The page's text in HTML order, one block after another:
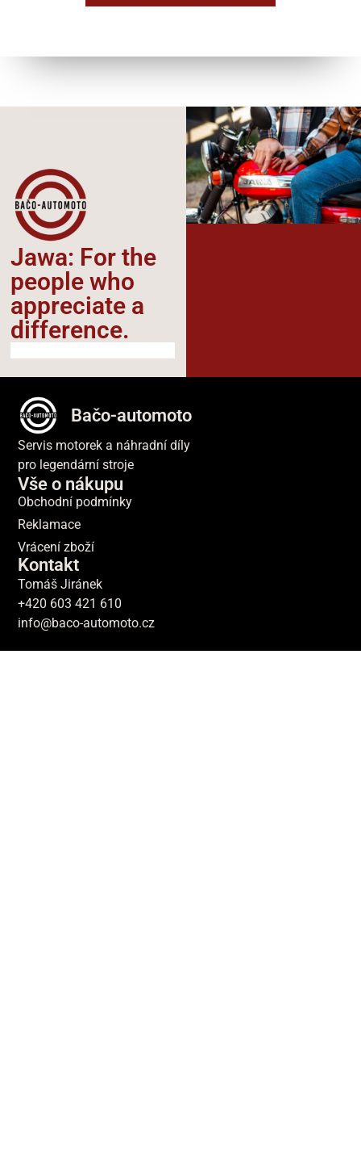
Jawa: For the
people who
appreciate a
difference.​
Bačo-automoto
Servis motorek a náhradní díly
pro legendární stroje
Vše o nákupu
Obchodní podmínky
Reklamace
Vrácení zboží
Kontakt
Tomáš Jiránek
+420 603 421 610
info@baco-automoto.cz